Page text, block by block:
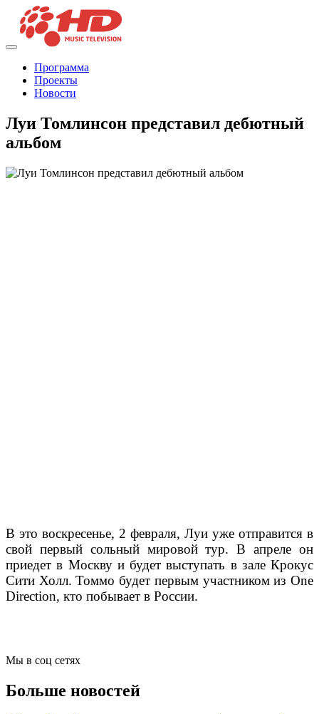
Программа
Проекты
Новости
Луи Томлинсон представил дебютный
альбом
В это воскресенье, 2 февраля, Луи уже отправится в
свой первый сольный мировой тур. В апреле он
приедет в Москву и будет выступать в зале Крокус
Сити Холл. Томмо будет первым участником из One
Direction, кто побывает в России.
Мы в соц сетях
Больше новостей